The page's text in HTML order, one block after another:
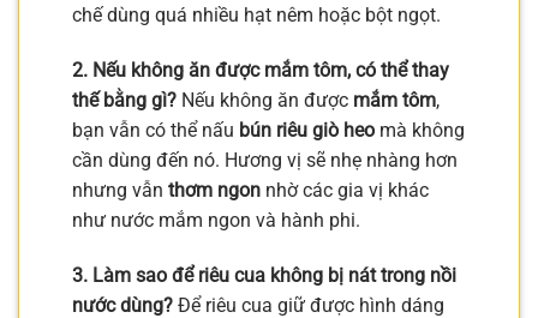
chế dùng quá nhiều hạt nêm hoặc bột ngọt.
2. Nếu không ăn được mắm tôm, có thể thay
thế bằng gì? Nếu không ăn được mắm tôm,
bạn vẫn có thể nấu bún riêu giò heo mà không
cần dùng đến nó. Hương vị sẽ nhẹ nhàng hơn
nhưng vẫn thơm ngon nhờ các gia vị khác
như nước mắm ngon và hành phi.
3. Làm sao để riêu cua không bị nát trong nồi
nước dùng? Để riêu cua giữ được hình dáng